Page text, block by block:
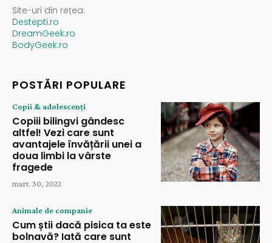
Site-uri din rețea:
Destepti.ro
DreamGeek.ro
BodyGeek.ro
POSTĂRI POPULARE
Copii & adolescenți
Copiii bilingvi gândesc
altfel! Vezi care sunt
avantajele învățării unei a
doua limbi la vârste
fragede
mart. 30, 2022
Animale de companie
Cum știi dacă pisica ta este
bolnavă? Iată care sunt